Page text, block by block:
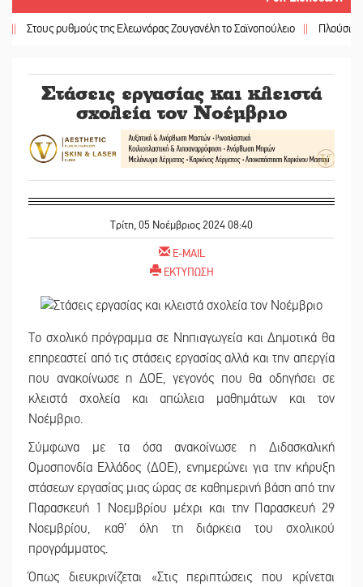
ρυθμούς της Ελεωνόρας Ζουγανέλη το Σαϊνοπούλειο || Πλούσιο
Στάσεις εργασίας και κλειστά
σχολεία τον Νοέμβριο
Τρίτη, 05 Νοέμβριος 2024 08:40
E-MAIL
ΕΚΤΥΠΩΣΗ
Το σχολικό πρόγραμμα σε Νηπιαγωγεία και Δημοτικά θα
επηρεαστεί από τις στάσεις εργασίας αλλά και την απεργία
που ανακοίνωσε η ΔΟΕ, γεγονός που θα οδηγήσει σε
κλειστά σχολεία και απώλεια μαθημάτων και τον
Νοέμβριο.
Σύμφωνα με τα όσα ανακοίνωσε η Διδασκαλική
Ομοσπονδία Ελλάδος (ΔΟΕ), ενημερώνει για την κήρυξη
στάσεων εργασίας μιας ώρας σε καθημερινή βάση από την
Παρασκευή 1 Νοεμβρίου μέχρι και την Παρασκευή 29
Νοεμβρίου, καθ’ όλη τη διάρκεια του σχολικού
προγράμματος.
Όπως διευκρινίζεται «Στις περιπτώσεις που κρίνεται